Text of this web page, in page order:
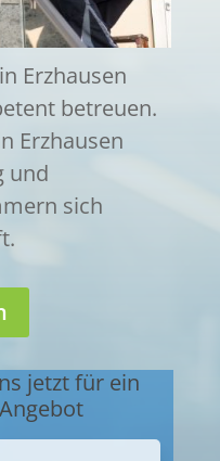
Erzhausen
betreuen.
Erzhausen
und
sich
jetzt für ein